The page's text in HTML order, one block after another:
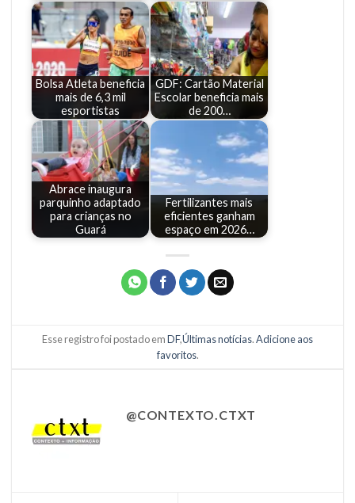
Bolsa Atleta beneficia
mais de 6,3 mil
esportistas
GDF: Cartão Material
Escolar beneficia mais
de 200…
Abrace inaugura
parquinho adaptado
para crianças no
Guará
Fertilizantes mais
eficientes ganham
espaço em 2026…
Esse registro foi postado emDF,Últimas notícias.Adicione aos
favoritos.
@CONTEXTO.CTXT